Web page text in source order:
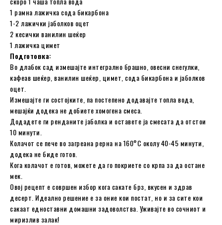
1 рамна лажичка сода бикарбона
1-2 лажички јаболков оцет
2 кесички ванилин шеќер
1 лажичка цимет
Подготовка:
Во длабок сад измешајте интегрално брашно, овесни снегулки,
кафеав шеќер, ванилин шеќер, цимет, сода бикарбона и јаболков
оцет.
Измешајте ги состојките, па постепено додавајте топла вода,
мешајќи додека не добиете хомогена смеса.
Додадете ги ренданите јаболка и оставете ја смесата да отстои
10 минути.
Колачот се пече во загреана рерна на 160°C околу 40-45 минути,
додека не биде готов.
Кога колачот е готов, можете да го покриете со крпа за да остане
мек.
Овој рецепт е совршен избор кога сакате брз, вкусен и здрав
десерт. Идеално решение е за оние кои постат, но и за сите кои
сакаат едноставни домашни задоволства. Уживајте во сочниот и
миризлив залак!